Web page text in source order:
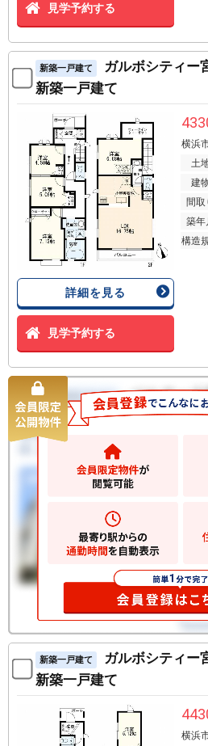
見学予約する
新築一戸建て
ガルボシティ
新築一戸建て
詳細を見る
見学予約する
横浜
土
建
間取
築年
構造
新築一戸建て
ガルボシティ
新築一戸建て
横浜